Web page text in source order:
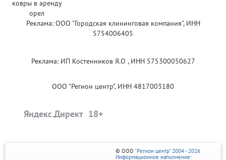
Реклама: ООО "Городская клининговая компания", ИНН
5754006405
Реклама: ИП Костенников Я.О , ИНН 575300050627
ООО "Регион центр", ИНН 4817003180
Яндекс.Директ
© ООО "Регион центр" 2004 - 2026
Информационное наполнение: